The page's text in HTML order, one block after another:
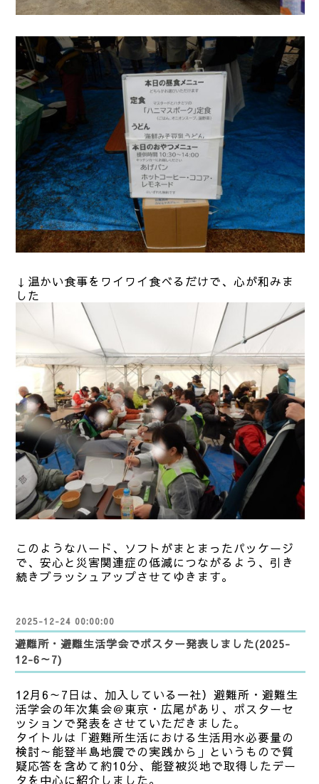
↓温かい食事をワイワイ食べるだけで、心が和みま
した
このようなハード、ソフトがまとまったパッケージ
で、安心と災害関連症の低減につながるよう、引き
続きブラッシュアップさせてゆきます。
2025-12-24 00:00:00
避難所・避難生活学会でポスター発表しました(2025-
12-6～7)
12月6～7日は、加入している一社）避難所・避難生
活学会の年次集会＠東京・広尾があり、ポスターセ
ッションで発表をさせていただきました。
タイトルは「避難所生活における生活用水必要量の
検討～能登半島地震での実践から」というもので質
疑応答を含めて約10分、能登被災地で取得したデー
タを中心に紹介しました。